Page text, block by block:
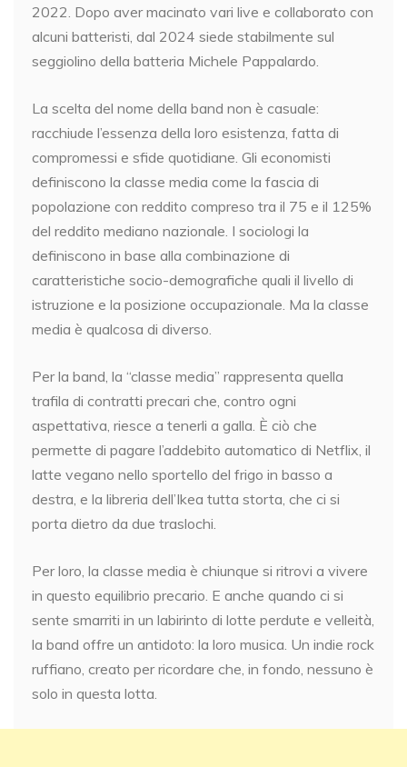
2022. Dopo aver macinato vari live e collaborato con
alcuni batteristi, dal 2024 siede stabilmente sul
seggiolino della batteria Michele Pappalardo.
La scelta del nome della band non è casuale:
racchiude l’essenza della loro esistenza, fatta di
compromessi e sfide quotidiane. Gli economisti
definiscono la classe media come la fascia di
popolazione con reddito compreso tra il 75 e il 125%
del reddito mediano nazionale. I sociologi la
definiscono in base alla combinazione di
caratteristiche socio-demografiche quali il livello di
istruzione e la posizione occupazionale. Ma la classe
media è qualcosa di diverso.
Per la band, la “classe media” rappresenta quella
trafila di contratti precari che, contro ogni
aspettativa, riesce a tenerli a galla. È ciò che
permette di pagare l’addebito automatico di Netflix, il
latte vegano nello sportello del frigo in basso a
destra, e la libreria dell’Ikea tutta storta, che ci si
porta dietro da due traslochi.
Per loro, la classe media è chiunque si ritrovi a vivere
in questo equilibrio precario. E anche quando ci si
sente smarriti in un labirinto di lotte perdute e velleità,
la band offre un antidoto: la loro musica. Un indie rock
ruffiano, creato per ricordare che, in fondo, nessuno è
solo in questa lotta.